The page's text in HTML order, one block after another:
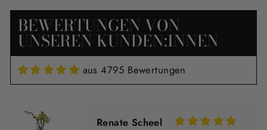
BEWERTUNGEN VON
UNSEREN KUNDEN:INNEN
aus 4795 Bewertungen
Sie ist wunderschön und
prächtig.
DANKE